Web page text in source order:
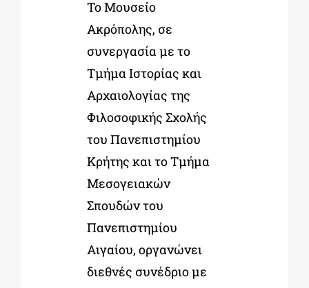
ΕΚΠΑΙΔΕΥΤΙΚΑ ΙΔΡΥΜΑΤΑ
ΠΟΛΙΤΙΣΤΙΚΟΙ ΦΟΡΕΙΣ
Το Μουσείο
Ακρόπολης, σε
συνεργασία με το
Τμήμα Ιστορίας και
Αρχαιολογίας της
Φιλοσοφικής Σχολής
του Πανεπιστημίου
Κρήτης και το Τμήμα
Μεσογειακών
Σπουδών του
Πανεπιστημίου
Αιγαίου, οργανώνει
διεθνές συνέδριο με